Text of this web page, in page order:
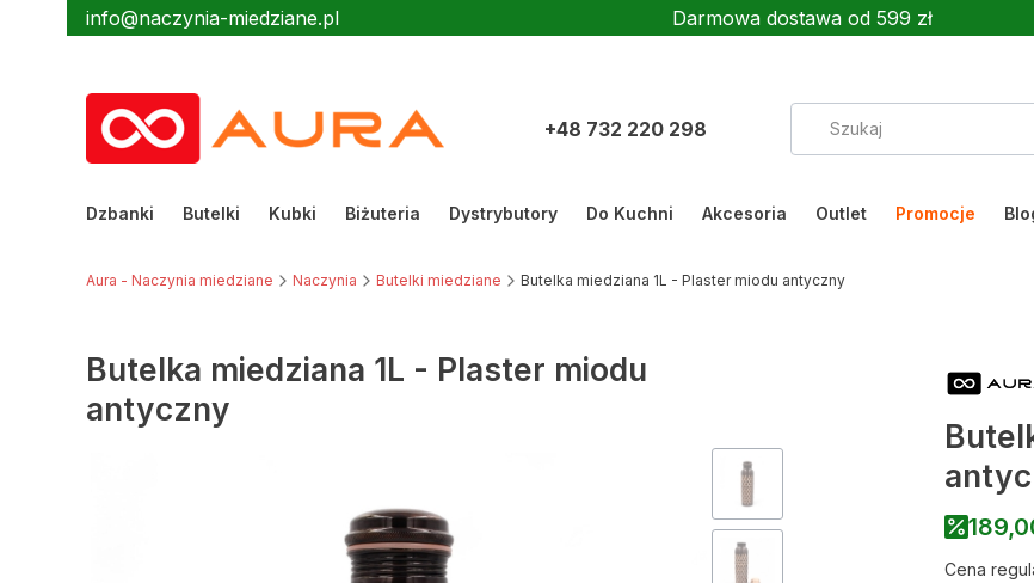
info@naczynia-miedziane.pl Darmowa dostawa od 599 zł
+48 732 220 298
Dzbanki Butelki Kubki Biżuteria Dystrybutory Do Kuchni Akcesoria Outlet Promocje
Aura - Naczynia miedziane Naczynia Butelki miedziane Butelka miedziana 1L - Plaster miodu antyczny
Butelka miedziana 1L - Plaster miodu
antyczny
Cena